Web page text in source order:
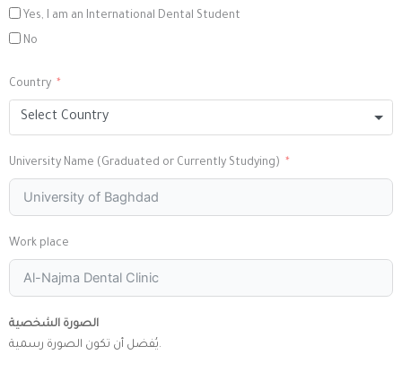
Yes, I am an International Dental Student
No
Country
Select Country
University Name (Graduated or Currently Studying)
Work place
الصورة الشخصية
يُفضل أن تكون الصورة رسمية.